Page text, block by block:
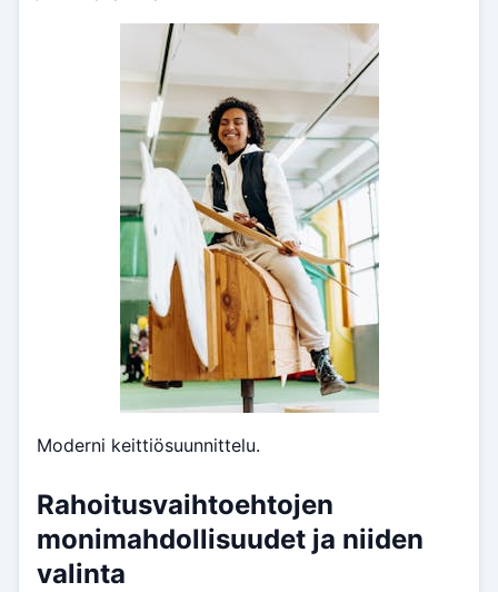
Moderni keittiösuunnittelu.
Rahoitusvaihtoehtojen
monimahdollisuudet ja niiden
valinta